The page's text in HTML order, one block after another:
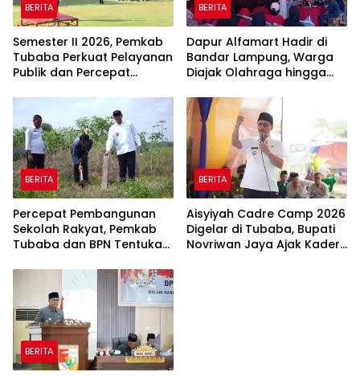
BERITA
Semester II 2026, Pemkab
Tubaba Perkuat Pelayanan
Publik dan Percepat
BERITA
Dapur Alfamart Hadir di
Bandar Lampung, Warga
Diajak Olahraga hingga
BERITA
Percepat Pembangunan
Sekolah Rakyat, Pemkab
Tubaba dan BPN Tentukan
BERITA
Aisyiyah Cadre Camp 2026
Digelar di Tubaba, Bupati
Novriwan Jaya Ajak Kader
BERITA